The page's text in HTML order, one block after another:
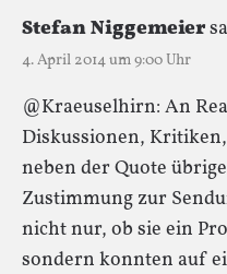
Stefan Niggemeier
4. April 2014 um 9:00 Uhr
@Kraeuselhirn: An
Diskussionen,
neben der Quote
Zustimmung zur
nicht nur, ob sie ein
sondern konnten auf